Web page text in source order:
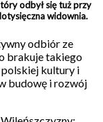
odbył się tuż przy
widownia.
odbiór ze
brakuje takiego
polskiej kultury i
budowę i rozwój